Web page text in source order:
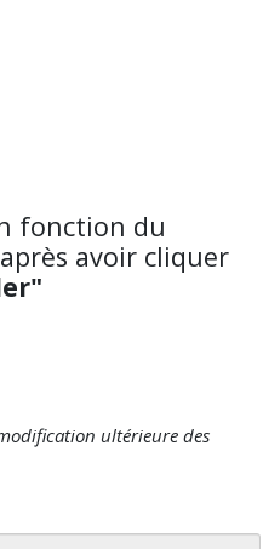
fonction du
avoir cliquer
ultérieure des